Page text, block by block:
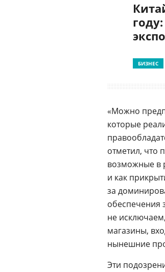
БИЗНЕС
«Можно
которые
отметил, что
возможные в
и как
за
обеспечения
не
магазины,
нынешние
Эти